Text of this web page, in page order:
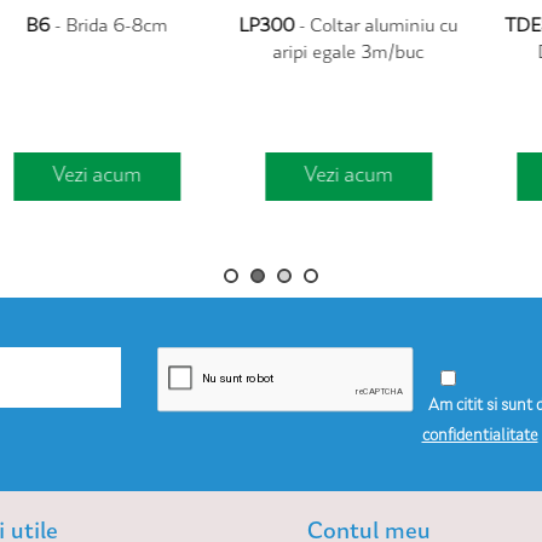
BE30 - Banda de etansare
Vezi acum
BE90 - Banda de etansare
90mm
Vezi acum
Am citit si sunt
confidentialitate
utile Contul meu